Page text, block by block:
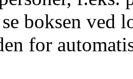
boksen ved
for